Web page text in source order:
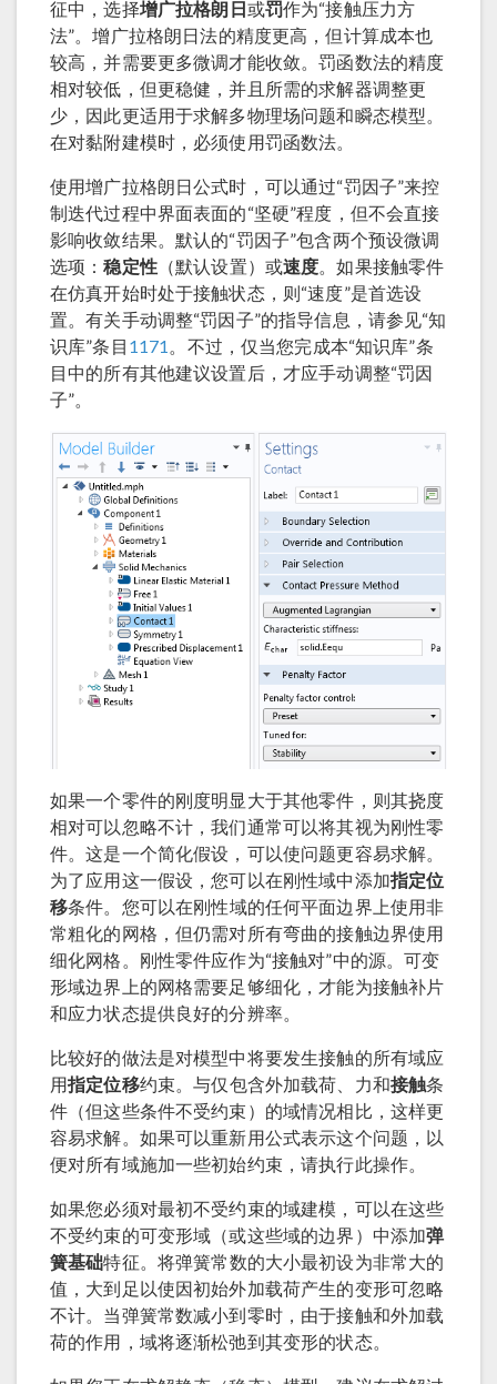
征中，选择增广拉格朗日或罚作为“接触压力方
法”。增广拉格朗日法的精度更高，但计算成本也
较高，并需要更多微调才能收敛。罚函数法的精度
相对较低，但更稳健，并且所需的求解器调整更
少，因此更适用于求解多物理场问题和瞬态模型。
在对黏附建模时，必须使用罚函数法。
使用增广拉格朗日公式时，可以通过“罚因子”来控
制迭代过程中界面表面的“坚硬”程度，但不会直接
影响收敛结果。默认的“罚因子”包含两个预设微调
选项：稳定性（默认设置）或速度。如果接触零件
在仿真开始时处于接触状态，则“速度”是首选设
置。有关手动调整“罚因子”的指导信息，请参见“知
识库”条目 1171 。不过，仅当您完成本“知识库”条
目中的所有其他建议设置后，才应手动调整“罚因
子”。
如果一个零件的刚度明显大于其他零件，则其挠度
相对可以忽略不计，我们通常可以将其视为刚性零
件。这是一个简化假设，可以使问题更容易求解。
为了应用这一假设，您可以在刚性域中添加指定位
移条件。您可以在刚性域的任何平面边界上使用非
常粗化的网格，但仍需对所有弯曲的接触边界使用
细化网格。刚性零件应作为“接触对”中的源。可变
形域边界上的网格需要足够细化，才能为接触补片
和应力状态提供良好的分辨率。
比较好的做法是对模型中将要发生接触的所有域应
用指定位移约束。与仅包含外加载荷、力和接触条
件（但这些条件不受约束）的域情况相比，这样更
容易求解。如果可以重新用公式表示这个问题，以
便对所有域施加一些初始约束，请执行此操作。
如果您必须对最初不受约束的域建模，可以在这些
不受约束的可变形域（或这些域的边界）中添加弹
簧基础特征。将弹簧常数的大小最初设为非常大的
值，大到足以使因初始外加载荷产生的变形可忽略
不计。当弹簧常数减小到零时，由于接触和外加载
荷的作用，域将逐渐松弛到其变形的状态。